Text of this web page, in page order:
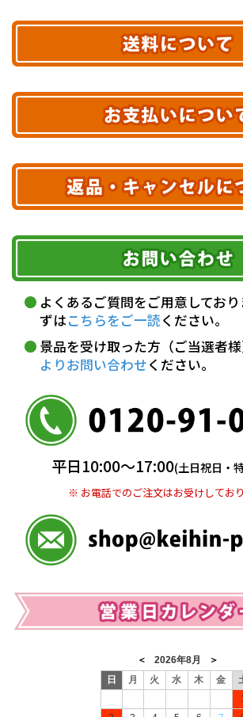
最短翌日お届
あす着エリアが対象で
エリアやお届け日の確認は
※ 配送業者による配送遅延が生じる可能
※ 沖縄・離島はお届けできませ
送料無料!
10,000円未満 全国一律
配送業者
ヤマト運輸
お届け可能時間帯
午前中 14～16時
18～20時
19～21時
クレジットカード
代金引換(現金のみ)
5,000円未満…330円(
銀行振込(前払い)
普通 7263489
＜口座名＞ カ）ディース
※ 振込み手数料お客様ご負担
期限を含むルール（条件）や、お
ただく費用がございます。
詳
よくあるご質問をご用意してお
ずはこちらをご一読ください。
景品を受け取った方（ご当選者様
よりお問い合わせください。
平日10:00〜17:00(土日祝日・
※ お電話でのご注文はお受けしており